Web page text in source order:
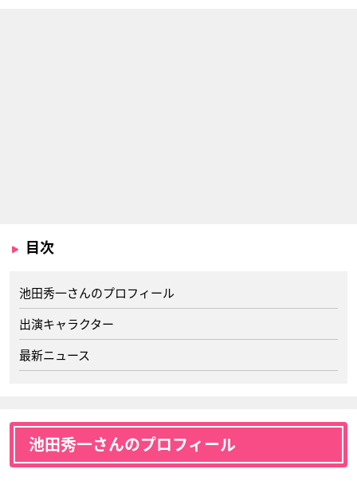
目次
池田秀一さんのプロフィール
出演キャラクター
最新ニュース
池田秀一さんのプロフィール